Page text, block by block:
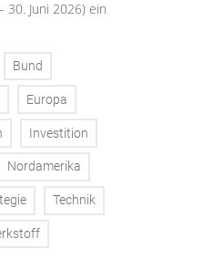
Juni 2026) ein
Bund
Europa
Investition
Nordamerika
Technik